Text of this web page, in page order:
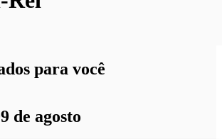
para você
de agosto